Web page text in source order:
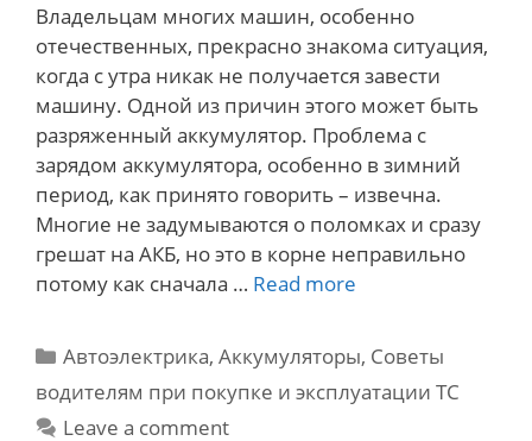
Владельцам многих машин, особенно
отечественных, прекрасно знакома ситуация,
когда с утра никак не получается завести
машину. Одной из причин этого может быть
разряженный аккумулятор. Проблема с
зарядом аккумулятора, особенно в зимний
период, как принято говорить – извечна.
Многие не задумываются о поломках и сразу
грешат на АКБ, но это в корне неправильно
потому как сначала … Read more
аккумулятор
в
Categories
Автоэлектрика,Аккумуляторы, Советы
водителям при покупке и эксплуатации ТС
Leave a comment